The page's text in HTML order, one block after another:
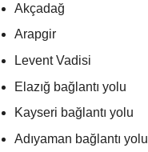
Akçadağ
Arapgir
Levent Vadisi
Elazığ bağlantı yolu
Kayseri bağlantı yolu
Adıyaman bağlantı yolu